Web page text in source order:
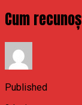
Cum
Published